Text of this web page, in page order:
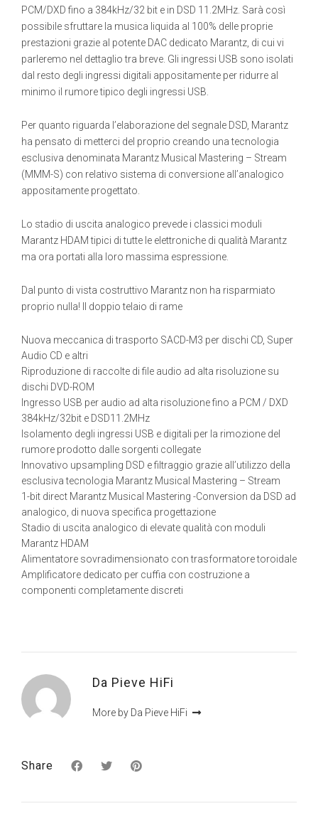
PCM/DXD fino a 384kHz/32 bit e in DSD 11.2MHz. Sarà così
possibile sfruttare la musica liquida al 100% delle proprie
prestazioni grazie al potente DAC dedicato Marantz, di cui vi
parleremo nel dettaglio tra breve. Gli ingressi USB sono isolati
dal resto degli ingressi digitali appositamente per ridurre al
minimo il rumore tipico degli ingressi USB.
Per quanto riguarda l’elaborazione del segnale DSD, Marantz
ha pensato di metterci del proprio creando una tecnologia
esclusiva denominata Marantz Musical Mastering – Stream
(MMM-S) con relativo sistema di conversione all’analogico
appositamente progettato.
Lo stadio di uscita analogico prevede i classici moduli
Marantz HDAM tipici di tutte le elettroniche di qualità Marantz
ma ora portati alla loro massima espressione.
Dal punto di vista costruttivo Marantz non ha risparmiato
proprio nulla! Il doppio telaio di rame
Nuova meccanica di trasporto SACD-M3 per dischi CD, Super
Audio CD e altri
Riproduzione di raccolte di file audio ad alta risoluzione su
dischi DVD-ROM
Ingresso USB per audio ad alta risoluzione fino a PCM / DXD
384kHz/32bit e DSD11.2MHz
Isolamento degli ingressi USB e digitali per la rimozione del
rumore prodotto dalle sorgenti collegate
Innovativo upsampling DSD e filtraggio grazie all’utilizzo della
esclusiva tecnologia Marantz Musical Mastering – Stream
1-bit direct Marantz Musical Mastering -Conversion da DSD ad
analogico, di nuova specifica progettazione
Stadio di uscita analogico di elevate qualità con moduli
Marantz HDAM
Alimentatore sovradimensionato con trasformatore toroidale
Amplificatore dedicato per cuffia con costruzione a
componenti completamente discreti
Da Pieve HiFi
More by Da Pieve HiFi
Share